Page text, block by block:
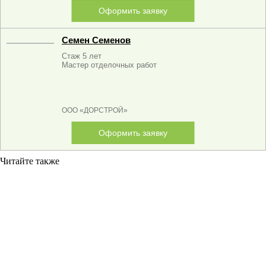
Оформить заявку
Семен Семенов
Стаж 5 лет
Мастер отделочных работ
ООО «ДОРСТРОЙ»
Оформить заявку
Читайте также